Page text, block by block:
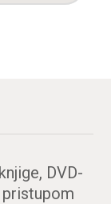
DVD-